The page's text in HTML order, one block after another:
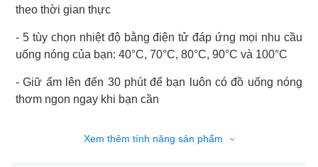
theo thời gian thực
- 5 tùy chọn nhiệt độ bằng điện tử đáp ứng mọi nhu cầu
uống nóng của bạn: 40°C, 70°C, 80°C, 90°C và 100°C
- Giữ ấm lên đến 30 phút để bạn luôn có đồ uống nóng
thơm ngon ngay khi bạn cần
Xem thêm tính năng sản phẩm